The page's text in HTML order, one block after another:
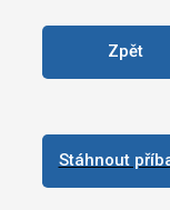
Zpět
Stáhnout